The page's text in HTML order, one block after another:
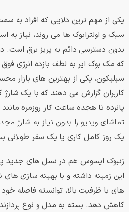
یکی از مهم ترین دلایلی که افراد به
سبک و اولترابوک ها می روند، نیاز به
بدون دسترسی دائم به پریز برق است.
که مک بوک ایر به لطف بازده انرژی فوق
سیلیکون، یکی از بهترین های بازار
کاربران گزارش می دهند که با یک شارژ
پانزده تا هجده ساعت کار روزمره
تماشای ویدیو را بدون نیاز به شارژ
یک روز کامل کاری یا یک سفر طولانی
زنبوک ایسوس هم در نسل های جدید
این زمینه داشته و با بهینه سازی های
های با ظرفیت بالا، توانسته فاصله
کاهش دهد. بسته به مدل و نوع